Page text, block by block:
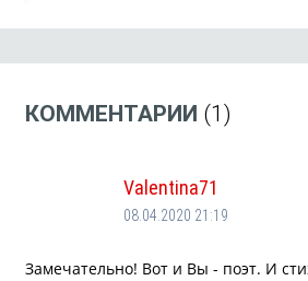
КОММЕНТАРИИ (1)
Valentina71
08.04.2020 21:19
Замечательно! Вот и Вы - поэт. И